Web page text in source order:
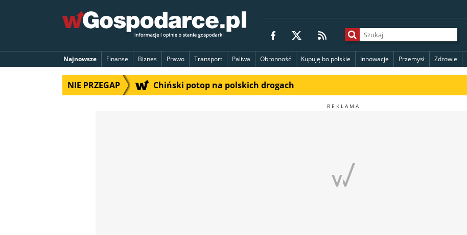
Najnowsze Finanse Biznes Prawo Transport Paliwa Obronność Kupuję bo polskie Innowacje Przemysł Zdrowie
NIE PRZEGAP Chiński potop na polskich drogach